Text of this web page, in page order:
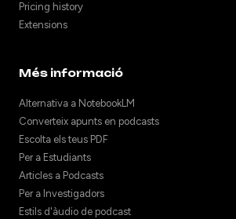
Pricing history
Extensions
Més informació
Alternativa a NotebookLM
Converteix apunts en podcasts
Escolta els teus PDF
Per a Estudiants
Articles a Podcasts
Per a Investigadors
Estils d'àudio de podcast